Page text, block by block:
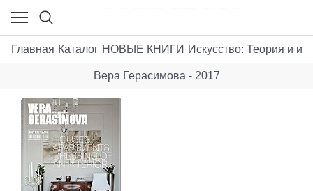
Главная Каталог НОВЫЕ КНИГИ Искусствo: Теория и
Вера Герасимова - 2017